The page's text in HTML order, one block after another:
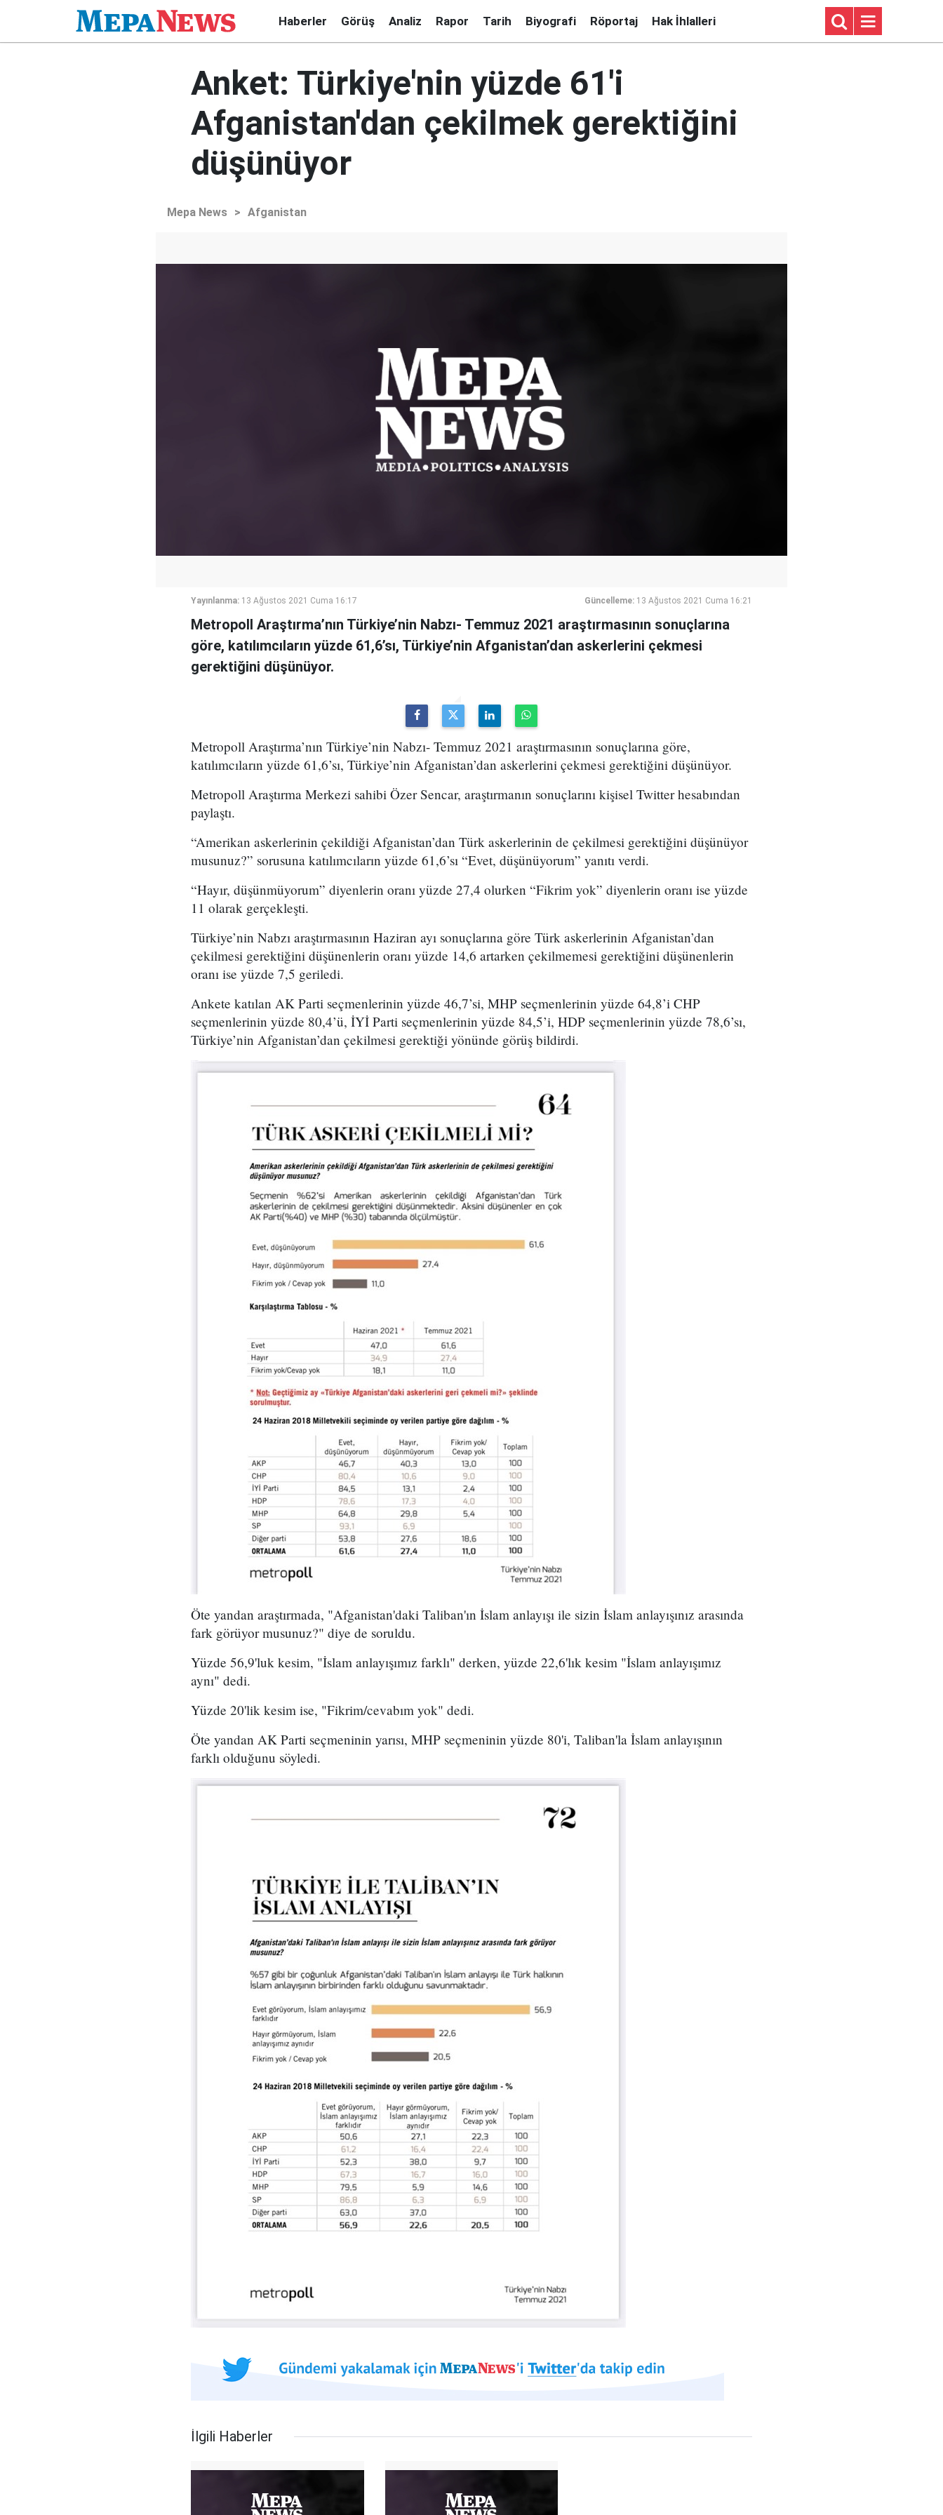
Haberler Görüş Analiz Rapor Tarih Biyografi Röportaj Hak İhlalleri
Anket: Türkiye'nin yüzde 61'i
Afganistan'dan çekilmek gerektiğini
düşünüyor
Mepa News > Afganistan
Yayınlanma: 13 Ağustos 2021 Cuma 16:17 Güncelleme: 13 Ağustos 2021 Cuma 16:21
Metropoll Araştırma’nın Türkiye’nin Nabzı- Temmuz 2021 araştırmasının sonuçlarına
göre, katılımcıların yüzde 61,6’sı, Türkiye’nin Afganistan’dan askerlerini çekmesi
gerektiğini düşünüyor.
Metropoll Araştırma’nın Türkiye’nin Nabzı- Temmuz 2021 araştırmasının sonuçlarına göre,
katılımcıların yüzde 61,6’sı, Türkiye’nin Afganistan’dan askerlerini çekmesi gerektiğini düşünüyor.
Metropoll Araştırma Merkezi sahibi Özer Sencar, araştırmanın sonuçlarını kişisel Twitter hesabından
paylaştı.
“Amerikan askerlerinin çekildiği Afganistan’dan Türk askerlerinin de çekilmesi gerektiğini düşünüyor
musunuz?” sorusuna katılımcıların yüzde 61,6’sı “Evet, düşünüyorum” yanıtı verdi.
“Hayır, düşünmüyorum” diyenlerin oranı yüzde 27,4 olurken “Fikrim yok” diyenlerin oranı ise yüzde
11 olarak gerçekleşti.
Türkiye’nin Nabzı araştırmasının Haziran ayı sonuçlarına göre Türk askerlerinin Afganistan’dan
çekilmesi gerektiğini düşünenlerin oranı yüzde 14,6 artarken çekilmemesi gerektiğini düşünenlerin
oranı ise yüzde 7,5 geriledi.
Ankete katılan AK Parti seçmenlerinin yüzde 46,7’si, MHP seçmenlerinin yüzde 64,8’i CHP
seçmenlerinin yüzde 80,4’ü, İYİ Parti seçmenlerinin yüzde 84,5’i, HDP seçmenlerinin yüzde 78,6’sı,
Türkiye’nin Afganistan’dan çekilmesi gerektiği yönünde görüş bildirdi.
Öte yandan araştırmada, "Afganistan'daki Taliban'ın İslam anlayışı ile sizin İslam anlayışınız arasında
fark görüyor musunuz?" diye de soruldu.
Yüzde 56,9'luk kesim, "İslam anlayışımız farklı" derken, yüzde 22,6'lık kesim "İslam anlayışımız
aynı" dedi.
Yüzde 20'lik kesim ise, "Fikrim/cevabım yok" dedi.
Öte yandan AK Parti seçmeninin yarısı, MHP seçmeninin yüzde 80'i, Taliban'la İslam anlayışının
farklı olduğunu söyledi.
İlgili Haberler